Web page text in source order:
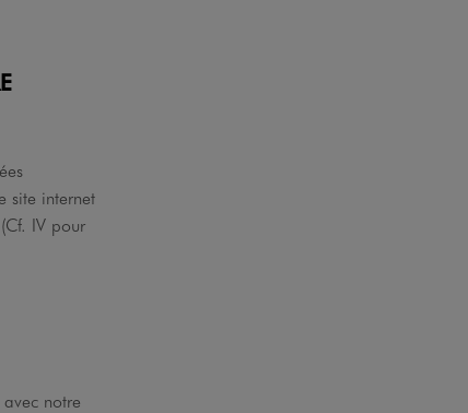
site internet
IV pour
notre